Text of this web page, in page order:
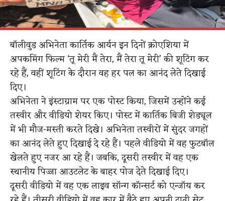
बॉलीवुड अभिनेता कार्तिक आर्यन इन दिनों क्रोएशिया में
अपकमिंग फिल्म ‘तू मेरी मैं तेरा, मैं तेरा तू मेरी’ की शूटिंग कर
रहे हैं, वहीं शूटिंग के दौरान वह हर पल का आनंद लेते दिखाई
दिए।
अभिनेता ने इंस्टाग्राम पर एक पोस्ट किया, जिसमें उन्होंने कई
तस्वीर और वीडियो शेयर किए। पोस्ट में कार्तिक बिजी शेड्यूल
में भी मौज-मस्ती करते दिखे। अभिनेता तस्वीरों में सुंदर जगहों
का आनंद लेते हुए दिखाई दे रहे हैं। पहले वीडियो में वह फुटबॉल
खेलते हुए नजर आ रहे हैं। जबकि, दूसरी तस्वीर में वह एक
स्थानीय पिज्जा आउटलेट के बाहर पोज देते दिखाई दिए।
दूसरी वीडियो में वह एक लाइव सॉन्ग कॉन्सर्ट को एन्जॉय कर